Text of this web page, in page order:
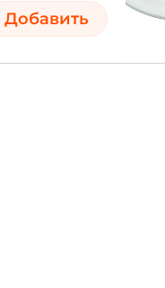
Добавить